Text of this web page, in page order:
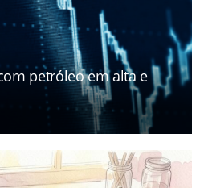
petróleo em alta e